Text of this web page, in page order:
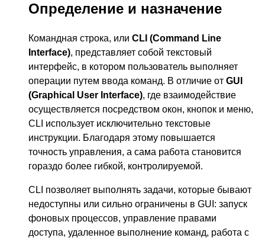
Определение и назначение
Командная строка, или CLI (Command Line
Interface), представляет собой текстовый
интерфейс, в котором пользователь выполняет
операции путем ввода команд. В отличие от GUI
(Graphical User Interface), где взаимодействие
осуществляется посредством окон, кнопок и меню,
CLI использует исключительно текстовые
инструкции. Благодаря этому повышается
точность управления, а сама работа становится
гораздо более гибкой, контролируемой.
CLI позволяет выполнять задачи, которые бывают
недоступны или сильно ограничены в GUI: запуск
фоновых процессов, управление правами
доступа, удаленное выполнение команд, работа с